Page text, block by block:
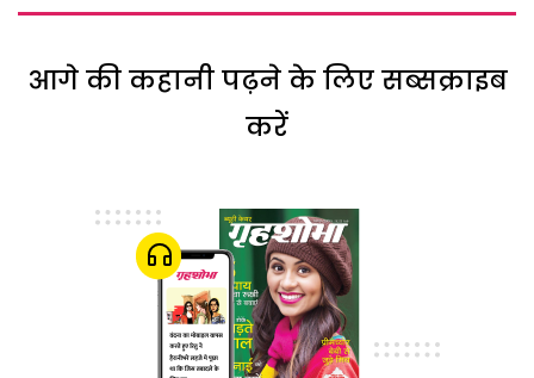
आगे की कहानी पढ़ने के लिए सब्सक्राइब
करें